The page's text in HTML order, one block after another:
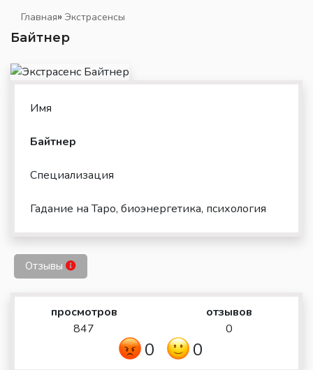
Главная» Экстрасенсы
Байтнер
Имя
Байтнер
Специализация
Гадание на Таро, биоэнергетика, психология
Отзывы
просмотров
847
отзывов
0
0 0